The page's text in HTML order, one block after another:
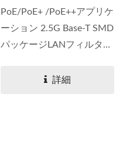
PoE/PoE+ /PoE++アプリケ
ーション 2.5G Base-T SMD
パッケージLANフィルタ
詳細